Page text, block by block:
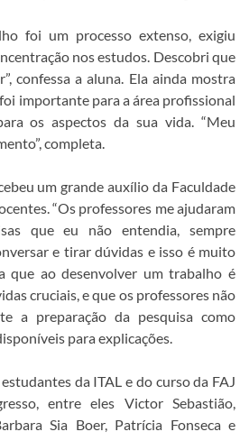
foi um processo extenso, exigiu
nos estudos. Descobri que
confessa a aluna. Ela ainda mostra
importante para a área profissional
os aspectos da sua vida. “Meu
completa.
um grande auxílio da Faculdade
“Os professores me ajudaram
que eu não entendia, sempre
e tirar dúvidas e isso é muito
que ao desenvolver um trabalho é
cruciais, e que os professores não
a preparação da pesquisa como
para explicações.
da ITAL e do curso da FAJ
entre eles Victor Sebastião,
Sia Boer, Patrícia Fonseca e